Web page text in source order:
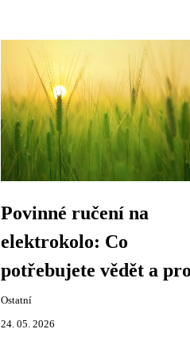
Povinné ručení na
elektrokolo: Co
potřebujete vědět a
Ostatní
24. 05. 2026